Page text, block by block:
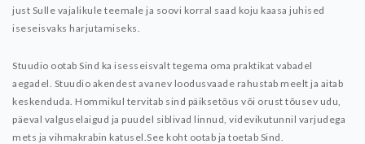
just Sulle vajalikule teemale ja soovi korral saad koju kaasa juhised
iseseisvaks harjutamiseks.
Stuudio ootab Sind ka isesseisvalt tegema oma praktikat vabadel
aegadel. Stuudio akendest avanev loodusvaade rahustab meelt ja aitab
keskenduda. Hommikul tervitab sind päiksetõus või orust tõusev udu,
päeval valguselaigud ja puudel siblivad linnud, videvikutunnil varjudega
mets ja vihmakrabin katusel.See koht ootab ja toetab Sind.